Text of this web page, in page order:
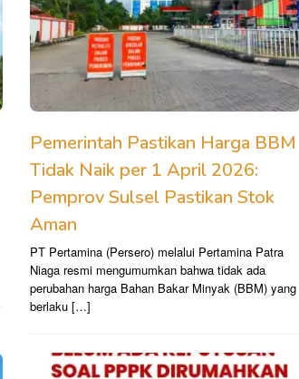
Pemerintah Pastikan Harga BBM
Tidak Naik per 1 April 2026:
Pemprov Sulsel Pastikan Stok
Aman
PT Pertamina (Persero) melalui Pertamina Patra
Niaga resmi mengumumkan bahwa tidak ada
perubahan harga Bahan Bakar Minyak (BBM) yang
berlaku […]